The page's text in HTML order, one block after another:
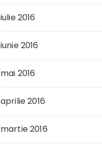
iulie 2016
iunie 2016
mai 2016
aprilie 2016
martie 2016